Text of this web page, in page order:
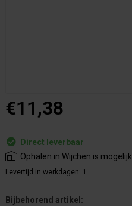
€11,38
Direct leverbaar
Ophalen in Wijchen is mogelijk.
Levertijd in werkdagen: 1
Bijbehorend artikel: